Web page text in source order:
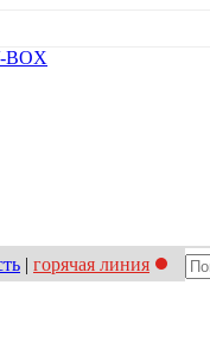
BOX
| горячая линия